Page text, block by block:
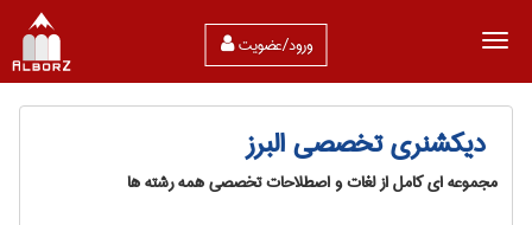
ورود/عضویت
دیکشنری تخصصی البرز
مجموعه ای کامل از لغات و اصطلاحات تخصصی همه رشته ها